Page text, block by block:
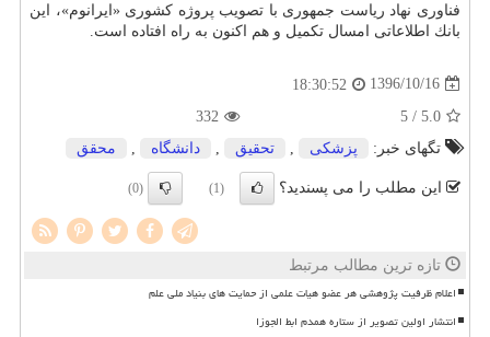
فناوری نهاد ریاست جمهوری با تصویب پروژه كشوری «ایرانوم»، این
بانك اطلاعاتی امسال تكمیل و هم اكنون به راه افتاده است.
1396/10/16
18:30:52
5.0
/ 5
332
تگهای خبر:
پزشكی تحقیق دانشگاه محقق
این مطلب را می پسندید؟ (1)
(0)
تازه ترین مطالب مرتبط
اعلام ظرفیت پژوهشی هر عضو هیات علمی از حمایت های بنیاد ملی علم
انتشار اولین تصویر از ستاره همدم ابط الجوزا